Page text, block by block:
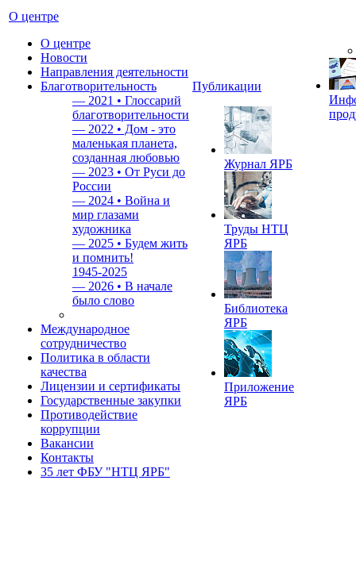
О центре
О центре
Новости
Направления деятельности
Благотворительность
— 2021 • Глоссарий
благотворительности
— 2022 • Дом - это
маленькая планета,
созданная любовью
— 2023 • От Руси до
России
— 2024 • Война и
мир глазами
художника
— 2025 • Будем жить
и помнить!
1945-2025
— 2026 • В начале
было слово
Международное
сотрудничество
Политика в области
качества
Лицензии и сертификаты
Государственные закупки
Противодействие
коррупции
Вакансии
Контакты
35 лет ФБУ "НТЦ ЯРБ"
Публикации
Журнал ЯРБ
Труды НТЦ
ЯРБ
Библиотека
ЯРБ
Приложение
ЯРБ